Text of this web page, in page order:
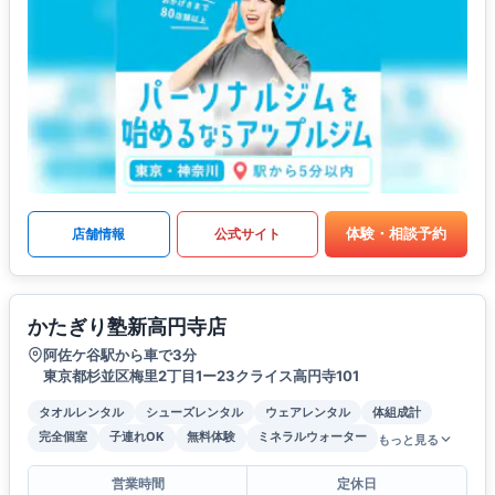
店舗情報 公式サイト 体験・相談予約
かたぎり塾新高円寺店
阿佐ケ谷駅から車で3分
東京都杉並区梅里2丁目1ー23クライス高円寺101
タオルレンタル シューズレンタル ウェアレンタル
体組成計
完全個室
子連れOK 無料体験 ミネラルウォーター もっと見る
営業時間 定休日